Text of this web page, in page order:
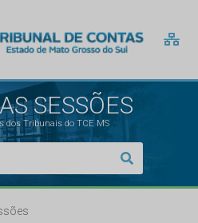
SESSÕES
dos Tribunais do TCE MS